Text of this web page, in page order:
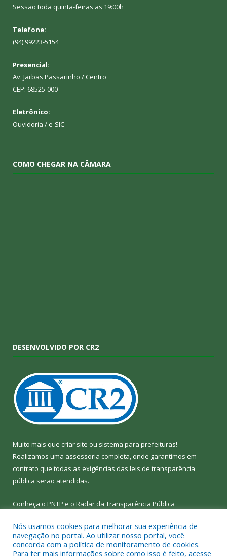
Sessão toda quinta-feiras as 19:00h
Telefone:
(94) 99223-5154
Presencial:
Av. Jarbas Passarinho / Centro
CEP: 68525-000
Eletrônico:
Ouvidoria / e-SIC
COMO CHEGAR NA CÂMARA
DESENVOLVIDO POR CR2
Muito mais que criar site ou sistema para prefeituras!
Realizamos uma assessoria completa, onde garantimos em
contrato que todas as exigências das leis de transparência
pública serão atendidas.
Conheça o PNTP e o Radar da Transparência Pública
Nós usamos cookies para melhorar sua experiência de
navegação no portal. Ao utilizar nosso portal, você
concorda com a política de monitoramento de cookies.
Para ter mais informações sobre como isso é feito, acesse